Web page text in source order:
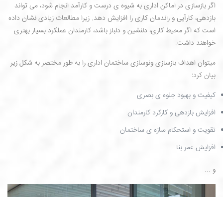
اگر بازسازی در اماکن اداری به شیوه ی درست و کارآمد انجام شود، می تواند
بازدهی، کارآیی و راندمان کاری را افزایش دهد. زیرا مطالعات زیادی نشان داده
است که اگر محیط کاری، دلنشین و دلباز باشد، کارمندان عملکرد بسیار بهتری
خواهند داشت.
میتوان اهداف بازسازی ونوسازی ساختمان اداری را به طور مختصر به شکل زیر
بیان کرد:
کیفیت و بهبود جلوه ی بصری
افزایش بازدهی و کارکرد کارمندان
تقویت و استحکام سازه ی ساختمان
افزایش عمر بنا
و ...